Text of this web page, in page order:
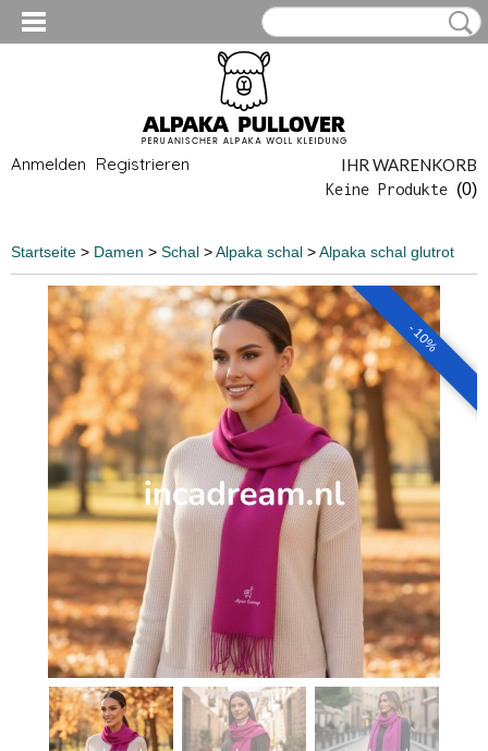
Anmelden Registrieren IHR WARENKORB
Keine Produkte (0)
Startseite > Damen > Schal >Alpaka schal >Alpaka schal glutrot
- 10%